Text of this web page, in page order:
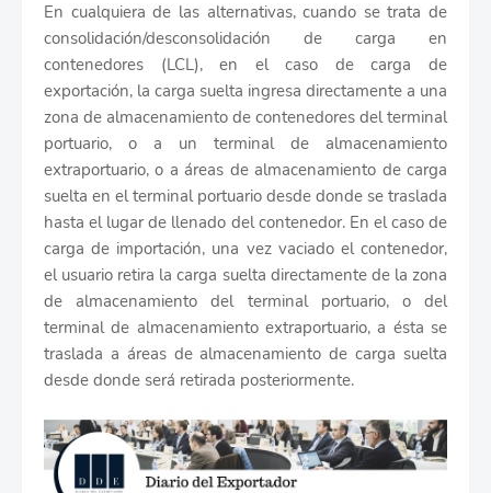
En cualquiera de las alternativas, cuando se trata de
consolidación/desconsolidación de carga en
contenedores (LCL), en el caso de carga de
exportación, la carga suelta ingresa directamente a una
zona de almacenamiento de contenedores del terminal
portuario, o a un terminal de almacenamiento
extraportuario, o a áreas de almacenamiento de carga
suelta en el terminal portuario desde donde se traslada
hasta el lugar de llenado del contenedor. En el caso de
carga de importación, una vez vaciado el contenedor,
el usuario retira la carga suelta directamente de la zona
de almacenamiento del terminal portuario, o del
terminal de almacenamiento extraportuario, a ésta se
traslada a áreas de almacenamiento de carga suelta
desde donde será retirada posteriormente.